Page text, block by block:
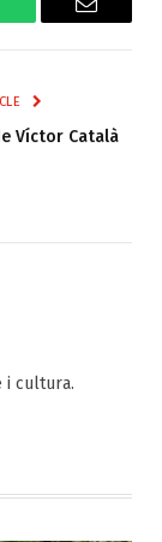
Email
Víctor Català
i cultura.